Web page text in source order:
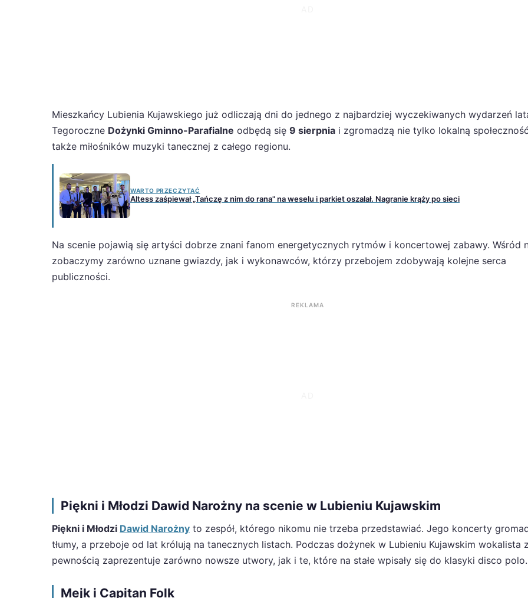
Mieszkańcy Lubienia Kujawskiego już odliczają dni do jednego z najbardziej wyczekiwanych wydarzeń
Tegoroczne Dożynki Gminno-Parafialne odbędą się 9 sierpnia i zgromadzą nie tylko lokalną
także miłośników muzyki tanecznej z całego regionu.
WARTO PRZECZYTAĆ
Altess zaśpiewał „Tańczę z nim do rana" na weselu i parkiet oszalał. Nagranie krąży po sieci
Na scenie pojawią się artyści dobrze znani fanom energetycznych rytmów i koncertowej zabawy. Wśród
zobaczymy zarówno uznane gwiazdy, jak i wykonawców, którzy przebojem zdobywają kolejne serca
publiczności.
REKLAMA
Piękni i Młodzi Dawid Narożny na scenie w Lubieniu Kujawskim
Piękni i Młodzi Dawid Narożny to zespół, którego nikomu nie trzeba przedstawiać. Jego koncerty
tłumy, a przeboje od lat królują na tanecznych listach. Podczas dożynek w Lubieniu Kujawskim wokalista
pewnością zaprezentuje zarówno nowsze utwory, jak i te, które na stałe wpisały się do klasyki disco polo.
Mejk i Capitan Folk